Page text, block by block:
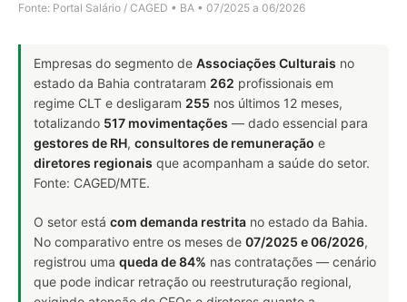
Fonte: Portal Salário / CAGED • BA • 07/2025 a 06/2026
Empresas do segmento de Associações Culturais no
estado da Bahia contrataram 262 profissionais em
regime CLT e desligaram 255 nos últimos 12 meses,
totalizando 517 movimentações — dado essencial para
gestores de RH, consultores de remuneração e
diretores regionais que acompanham a saúde do setor.
Fonte: CAGED/MTE.
O setor está com demanda restrita no estado da Bahia.
No comparativo entre os meses de 07/2025 e 06/2026,
registrou uma queda de 84% nas contratações — cenário
que pode indicar retração ou reestruturação regional,